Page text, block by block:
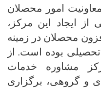
امور محصلان
ایجاد این مرکز،
محصلان در زمینه
تحصیلی بوده است. از
مشاوره خدمات
و گروهی، برگزاری